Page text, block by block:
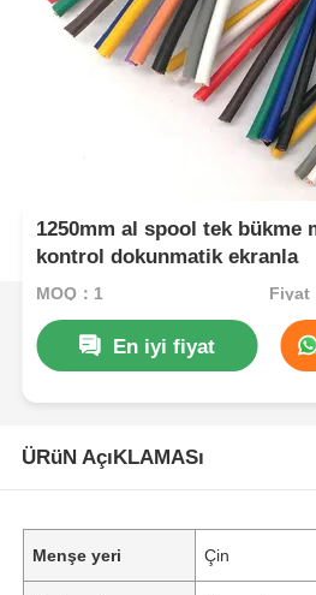
1250mm al spool tek bükme
kontrol dokunmatik ekranla
MOQ：1 Fiyat
En iyi fiyat
ÜRüN AçıKLAMASı
Menşe yeri Çin